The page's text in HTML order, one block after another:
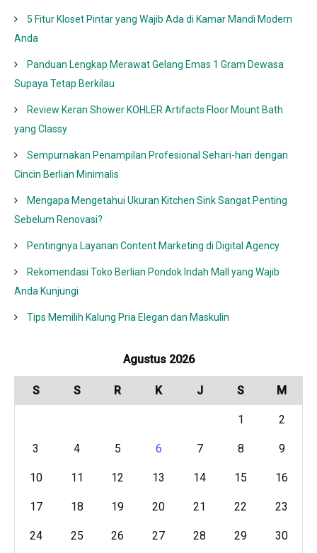
5 Fitur Kloset Pintar yang Wajib Ada di Kamar Mandi Modern
Anda
Panduan Lengkap Merawat Gelang Emas 1 Gram Dewasa
Supaya Tetap Berkilau
Review Keran Shower KOHLER Artifacts Floor Mount Bath
yang Classy
Sempurnakan Penampilan Profesional Sehari-hari dengan
Cincin Berlian Minimalis
Mengapa Mengetahui Ukuran Kitchen Sink Sangat Penting
Sebelum Renovasi?
Pentingnya Layanan Content Marketing di Digital Agency
Rekomendasi Toko Berlian Pondok Indah Mall yang Wajib
Anda Kunjungi
Tips Memilih Kalung Pria Elegan dan Maskulin
Agustus 2026
S S R K J S M
1 2
3 4 5 6 7 8 9
10 11 12 13 14 15 16
17 18 19 20 21 22 23
24 25 26 27 28 29 30